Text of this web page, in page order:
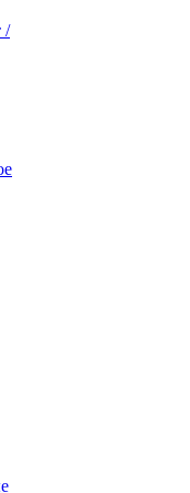
/